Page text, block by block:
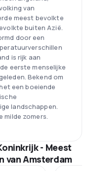
van
meest bevolkte
buiten Azië.
door een
is rijk aan
eerste menselijke
Bekend om
een boeiende
landschappen.
milde zomers.
- Meest
van Amsterdam